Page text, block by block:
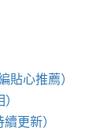
心推薦）
更新）